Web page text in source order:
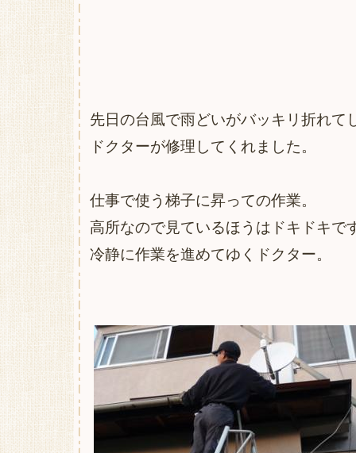
先日の台風で雨どいがバッキリ折れて
ドクターが修理してくれました。
仕事で使う梯子に昇っての作業。
高所なので見ているほうはドキドキで
冷静に作業を進めてゆくドクター。